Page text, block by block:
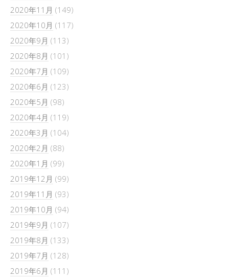
2020年11月 (149)
2020年10月 (117)
2020年9月 (113)
2020年8月 (101)
2020年7月 (109)
2020年6月 (123)
2020年5月 (98)
2020年4月 (119)
2020年3月 (104)
2020年2月 (88)
2020年1月 (99)
2019年12月 (99)
2019年11月 (93)
2019年10月 (94)
2019年9月 (107)
2019年8月 (133)
2019年7月 (128)
2019年6月 (111)